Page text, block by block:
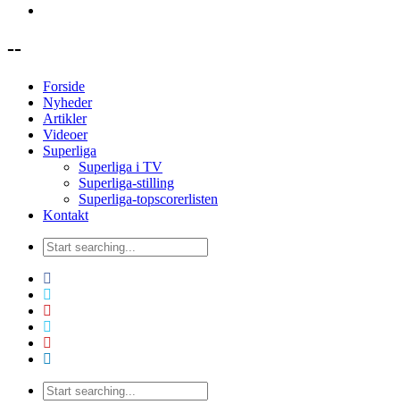
--
Forside
Nyheder
Artikler
Videoer
Superliga
Superliga i TV
Superliga-stilling
Superliga-topscorerlisten
Kontakt